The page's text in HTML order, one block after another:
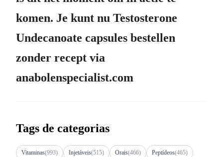
komen. Je kunt nu Testosterone
Undecanoate capsules bestellen
zonder recept via
anabolenspecialist.com
Tags de categorias
Vitaminas(993) Injetáveis(515) Orais(466) Peptídeos(465)